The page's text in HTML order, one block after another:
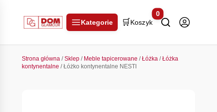
Kategorie 🛒 Koszyk
0
Strona główna/Sklep/ Meble tapicerowane /Łóżka/Łóżka
kontynentalne / Łóżko kontynentalne NESTI